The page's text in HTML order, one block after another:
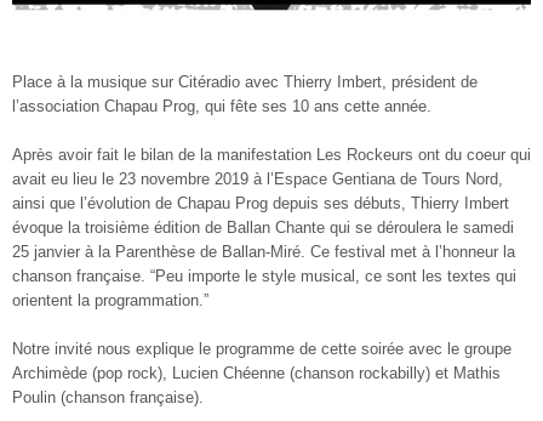
Place à la musique sur Citéradio avec Thierry Imbert, président de
l’association Chapau Prog, qui fête ses 10 ans cette année.
Après avoir fait le bilan de la manifestation Les Rockeurs ont du coeur qui
avait eu lieu le 23 novembre 2019 à l’Espace Gentiana de Tours Nord,
ainsi que l’évolution de Chapau Prog depuis ses débuts, Thierry Imbert
évoque la troisième édition de Ballan Chante qui se déroulera le samedi
25 janvier à la Parenthèse de Ballan-Miré. Ce festival met à l’honneur la
chanson française. “Peu importe le style musical, ce sont les textes qui
orientent la programmation.”
Notre invité nous explique le programme de cette soirée avec le groupe
Archimède (pop rock), Lucien Chéenne (chanson rockabilly) et Mathis
Poulin (chanson française).